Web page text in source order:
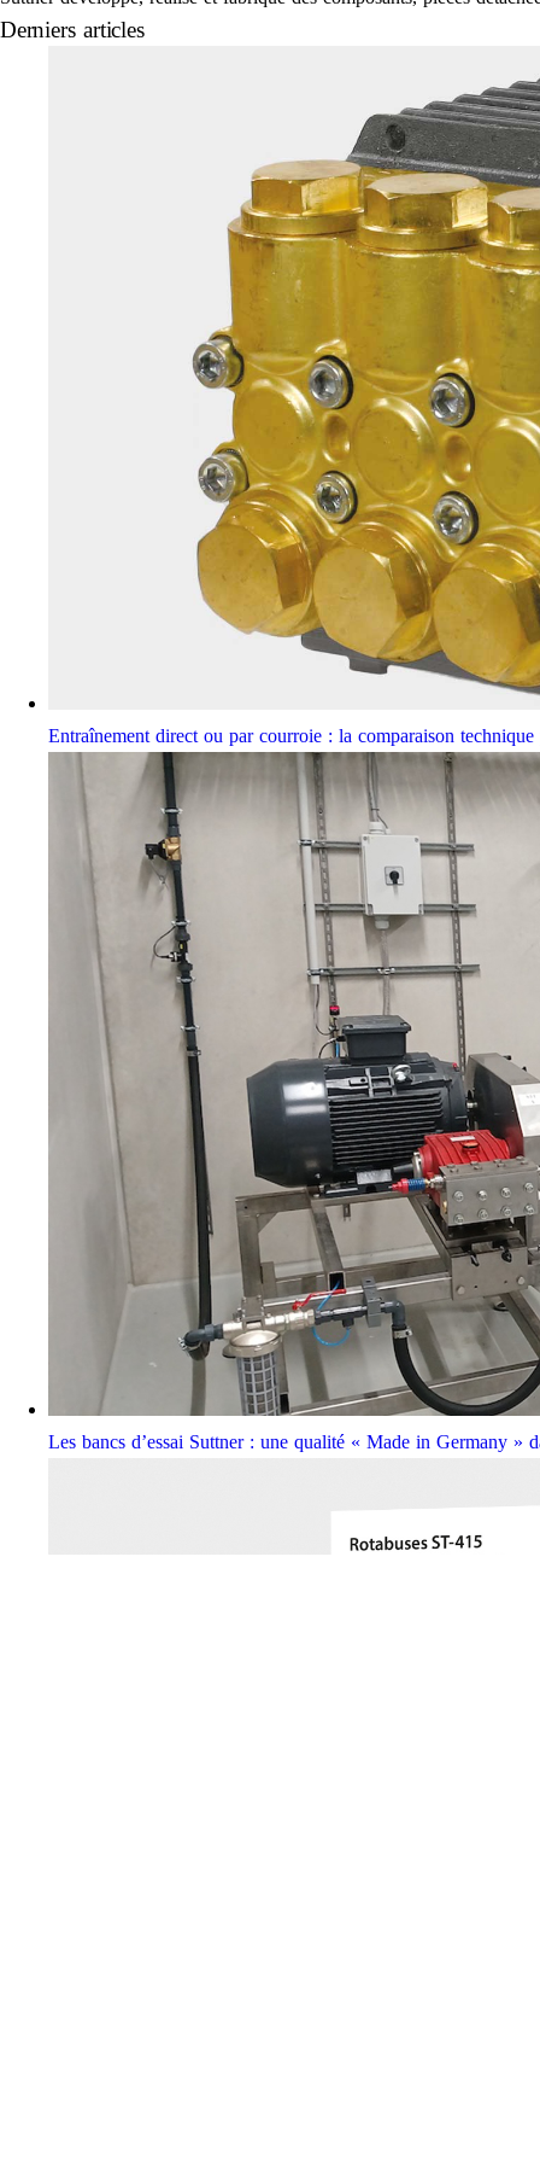
Derniers articles
Entraînement direct ou par courroie : la comparaison technique
Les bancs d’essai Suttner : une qualité « Made in Germany »